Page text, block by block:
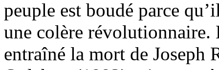
peuple est boudé parce
une colère révolutionnaire.
entraîné la mort de Joseph